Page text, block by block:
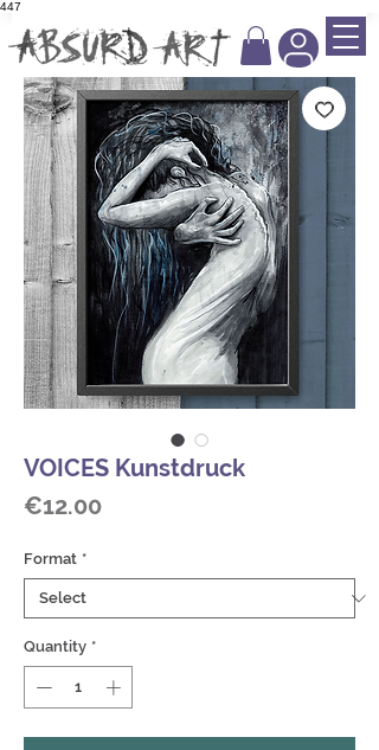
447
VOICES Kunstdruck
€12.00Price
Format *
Quantity *